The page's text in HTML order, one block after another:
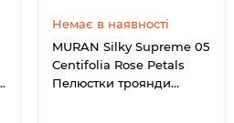
Немає в наявності
MURAN Silky Supreme 05
Centifolia Rose Petals
Пелюстки троянди